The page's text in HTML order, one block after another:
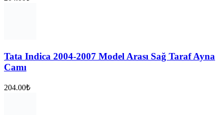
Tata Indica 2004-2007 Model Arası Sağ Taraf Ayna
Camı
204.00₺